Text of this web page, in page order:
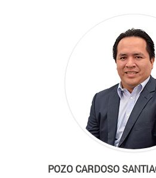
POZO CARDOSO